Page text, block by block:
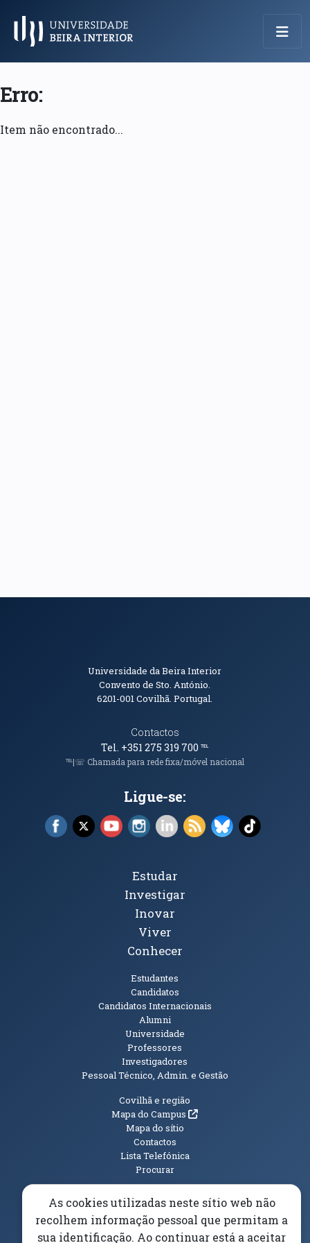
Menu Principal
Erro:
Item não encontrado...
Informações de Contacto
Universidade da Beira Interior
Convento de Sto. António.
6201-001Covilhã. Portugal.
Contactos
Tel. +351 275 319 700℡
℡|☏ Chamada para rede fixa/móvel nacional
Ligue-se:
Facebook (abre em nova janela)
X (abre em nova janela)
YouTube (abre em nova janela)
Instagram (abre em nova janela)
LinkedIn (abre em nova
RSS (abre em nova
Bluesky (abre
TikTok
Tópicos Principais
Estudar
Investigar
Inovar
Viver
Conhecer
Estudantes
Candidatos
Candidatos Internacionais
Alumni
Universidade
Professores
Investigadores
Pessoal Técnico, Admin. e Gestão
Informações Adicionais
Covilhã e região
Mapa do Campus(abre em nova janela)
Mapa do sítio
Contactos
Lista Telefónica
Procurar
Elogios, Sugestões e Reclamações Livro Amarelo(abre em
As cookies utilizadas neste sítio web não
recolhem informação pessoal que permitam a
sua identificação. Ao continuar está a aceitar